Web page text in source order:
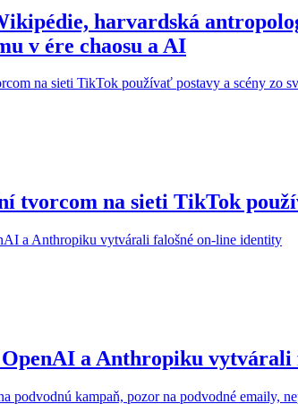
harvardská
v ére chaosu a AI
tvorcom na sieti TikTok
a Anthropiku vytvárali